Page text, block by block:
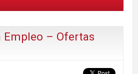
Empleo – Ofertas